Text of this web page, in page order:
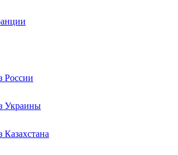
России
Украины
Казахстана